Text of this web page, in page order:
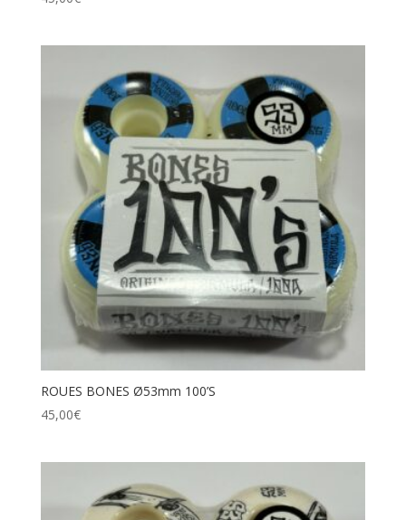
ROUES BONES Ø53mm 100’S
45,00€